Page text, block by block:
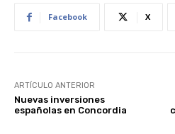
Facebook X
ARTÍCULO ANTERIOR
Nuevas inversiones
españolas en Concordia